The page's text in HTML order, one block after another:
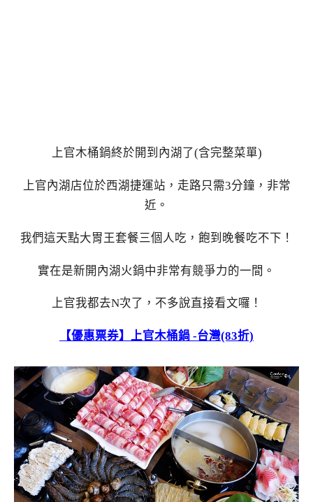
上官木桶鍋終於開到內湖了(含完整菜單)
上官內湖店位於西湖捷運站，走路只需3分鐘，非常
近。
我們這天點大胃王套餐三個人吃，飽到晚餐吃不下！
實在是新開內湖火鍋中非常有競爭力的一間。
上官我都去N次了，不多說直接看文囉！
【優惠票券】上官木桶鍋 -台灣(83折)